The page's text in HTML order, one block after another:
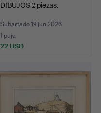
DIBUJOS 2 piezas.
Subastado 19 jun 2026
1 puja
22 USD